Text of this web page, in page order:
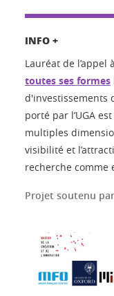
INFO +
Lauréat de l’appel
toutes ses formes
d'investissements
porté par l’UGA
multiples
visibilité et
recherche comme
Projet soutenu